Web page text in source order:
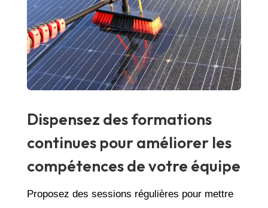
Dispensez des formations
continues pour améliorer les
compétences de votre équipe
Proposez des sessions régulières pour mettre